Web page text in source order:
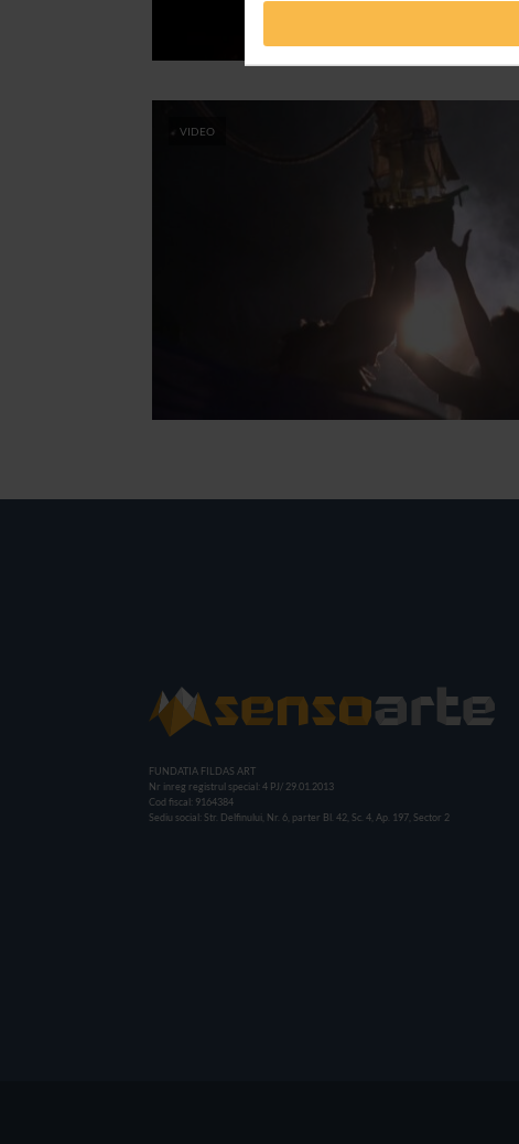
VIDEO
FUNDATIA FILDAS ART
Nr inreg registrul special: 4 PJ/ 29.01.2013
Cod fiscal: 9164384
Sediu social: Str. Delfinului, Nr. 6, parter Bl. 42, Sc. 4, Ap. 197, Sector 2